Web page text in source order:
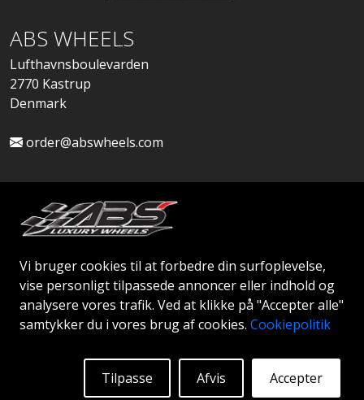
Vi bruger cookies til at forbedre din surfoplevelse,
vise personligt tilpassede annoncer eller indhold og
analysere vores trafik. Ved at klikke på "Accepter alle"
samtykker du i vores brug af cookies. Cookiepolitik
Accepter
Afvis
Tilpasse
ABS WHEELS
Lufthavnsboulevarden
2770 Kastrup
Denmark
order@abswheels.com
Ansøg om Firmakonto